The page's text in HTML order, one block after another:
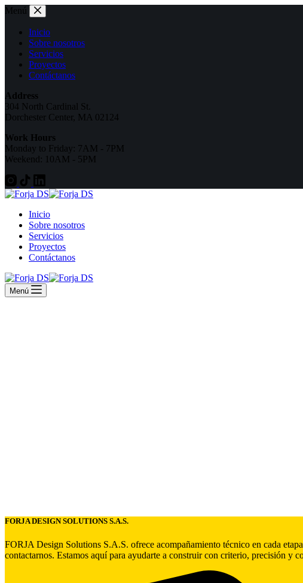
Menú
Inicio
Sobre nosotros
Servicios
Proyectos
Contáctanos
Address
304 North Cardinal St.
Dorchester Center, MA 02124
Work Hours
Monday to Friday: 7AM - 7PM
Weekend: 10AM - 5PM
Inicio
Sobre nosotros
Servicios
Proyectos
Contáctanos
Menú
FORJA DESIGN SOLUTIONS S.A.S.
FORJA Design Solutions S.A.S. ofrece acompañamiento técnico en cada
contactarnos. Estamos aquí para ayudarte a construir con criterio, precisión y